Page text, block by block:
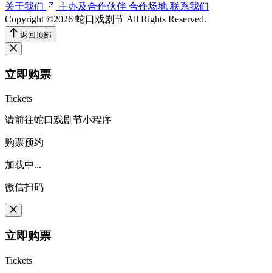
关于我们
主办及合作伙伴 合作场地 联系我们
Copyright ©2026 蛇口戏剧节 All Rights Reserved.
返回顶部
立即购票
Tickets
请前往蛇口戏剧节小程序
购票预约
加载中...
微信扫码
立即购票
Tickets